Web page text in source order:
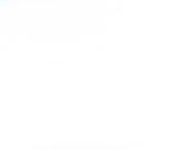
社与 USCG
查、船级社审